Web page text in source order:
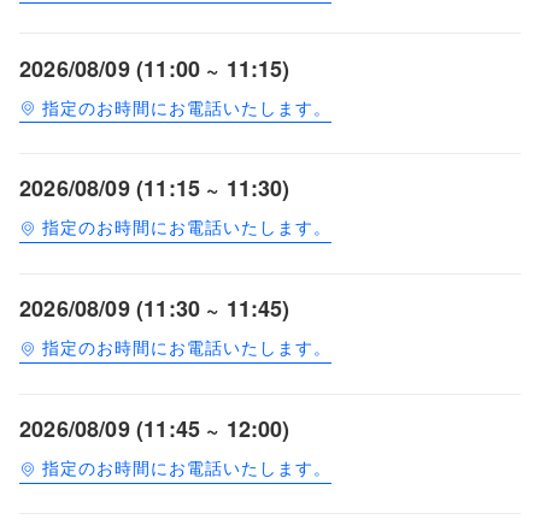
2026/08/09 (11:00 ~ 11:15)
指定のお時間にお電話いたします。
2026/08/09 (11:15 ~ 11:30)
指定のお時間にお電話いたします。
2026/08/09 (11:30 ~ 11:45)
指定のお時間にお電話いたします。
2026/08/09 (11:45 ~ 12:00)
指定のお時間にお電話いたします。